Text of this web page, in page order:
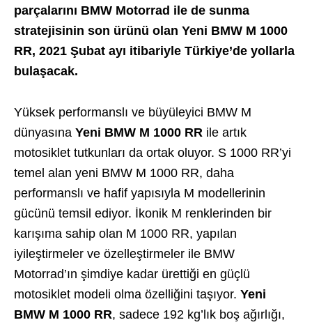
parçalarını BMW Motorrad ile de sunma
stratejisinin son ürünü olan Yeni BMW M 1000
RR, 2021 Şubat ayı itibariyle Türkiye’de yollarla
bulaşacak.
Yüksek performanslı ve büyüleyici BMW M
dünyasına Yeni BMW M 1000 RR ile artık
motosiklet tutkunları da ortak oluyor. S 1000 RR’yi
temel alan yeni BMW M 1000 RR, daha
performanslı ve hafif yapısıyla M modellerinin
gücünü temsil ediyor. İkonik M renklerinden bir
karışıma sahip olan M 1000 RR, yapılan
iyileştirmeler ve özelleştirmeler ile BMW
Motorrad’ın şimdiye kadar ürettiği en güçlü
motosiklet modeli olma özelliğini taşıyor. Yeni
BMW M 1000 RR, sadece 192 kg’lık boş ağırlığı,